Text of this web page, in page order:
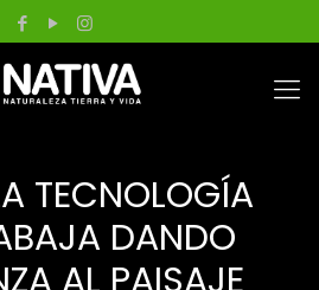
TECNOLOGÍA
DANDO